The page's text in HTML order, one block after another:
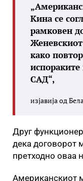
Кина се
рамковен
како
САД“,
изјавија од
Друг
дека договорот
претходно оваа
Американскиот